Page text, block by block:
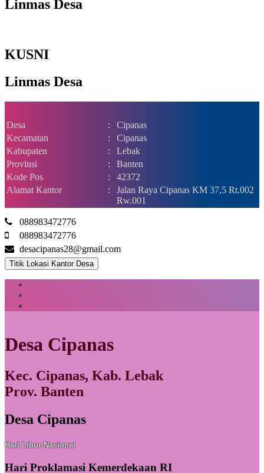
Linmas Desa
KUSNI
Linmas Desa
Desa :
Cipanas
Kecamatan
:
Cipanas
Kabupaten
:
Lebak
Provinsi
:
Banten
Kode Pos
:
42372
Alamat Kantor
:
Jalan Raya Cipanas KM 37,5 Rt.002
Rw.001
088983472776
088983472776
desacipanas28@gmail.com
Titik Lokasi Kantor Desa
Desa Cipanas
Kec. Cipanas, Kab. Lebak
Prov. Banten
Desa Cipanas
Hari Libur Nasional
Hari Proklamasi Kemerdekaan RI